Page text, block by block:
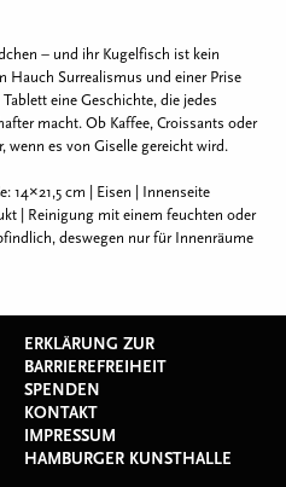
– und ihr Kugelfisch ist kein
Hauch Surrealismus und einer Prise
eine Geschichte, die jedes
macht. Ob Kaffee, Croissants oder
wenn es von Giselle gereicht wird.
14×21,5 cm | Eisen | Innenseite
| Reinigung mit einem feuchten oder
deswegen nur für Innenräume
ERKLÄRUNG ZUR
BARRIEREFREIHEIT
SPENDEN
KONTAKT
IMPRESSUM
HAMBURGER KUNSTHALLE